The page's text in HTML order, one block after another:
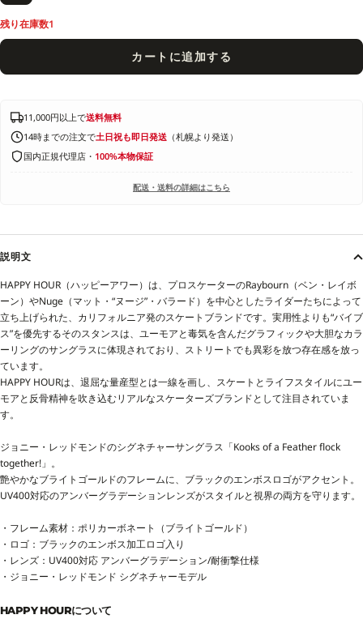
残り在庫数1
カートに追加する
11,000円以上で送料無料
14時までの注文で土日祝も即日発送 （札幌より発送）
国内正規代理店・ 100%本物保証
配送・送料の詳細はこちら
説明文
HAPPY HOUR（ハッピーアワー）は、プロスケーターのRaybourn（ベン・レイボ
ーン）やNuge（マット・“ヌージ”・バラード）を中心としたライダーたちによって
立ち上げられた、カリフォルニア発のスケートブランドです。実用性よりも“バイブ
ス”を優先するそのスタンスは、ユーモアと毒気を含んだグラフィックや大胆なカラ
ーリングのサングラスに体現されており、ストリートでも異彩を放つ存在感を放っ
ています。
HAPPY HOURは、退屈な量産型とは一線を画し、スケートとライフスタイルにユー
モアと反骨精神を吹き込むリアルなスケーターズブランドとして注目されていま
す。
ジョニー・レッドモンドのシグネチャーサングラス「Kooks of a Feather flock
together!」。
艶やかなブライトゴールドのフレームに、ブラックのエンボスロゴがアクセント。
UV400対応のアンバーグラデーションレンズがスタイルと視界の両方を守ります。
・フレーム素材：ポリカーボネート（ブライトゴールド）
・ロゴ：ブラックのエンボス加工ロゴ入り
・レンズ：UV400対応 アンバーグラデーション/耐衝撃仕様
・ジョニー・レッドモンド シグネチャーモデル
HAPPY HOURについて